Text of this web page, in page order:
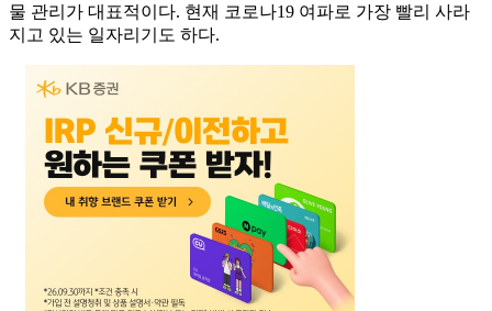
물 관리가 대표적이다. 현재 코로나19 여파로 가장 빨리 사라
지고 있는 일자리기도 하다.